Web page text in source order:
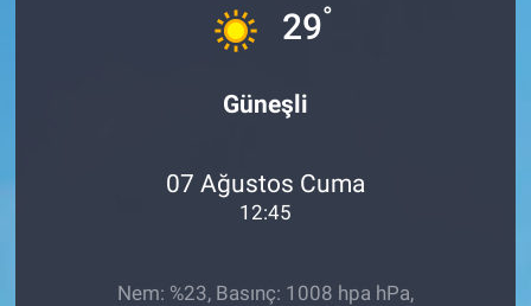
29°
Güneşli
07 Ağustos Cuma
12:45
Nem: %23, Basınç: 1008 hpa hPa,
Magazin